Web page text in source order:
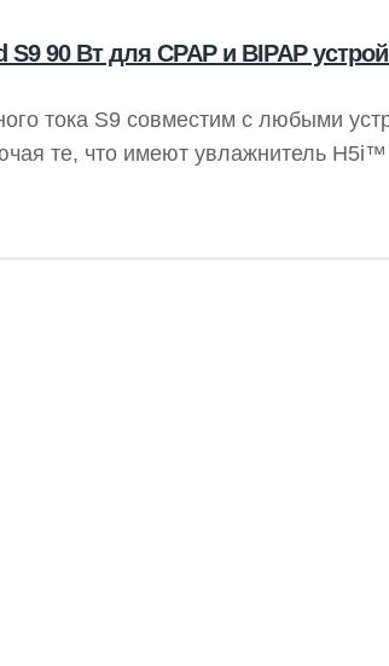
90 Вт для CPAP и BIPAP
тока S9 совместим с любыми
те, что имеют увлажнитель
от производителя — 1 год. Бренд: